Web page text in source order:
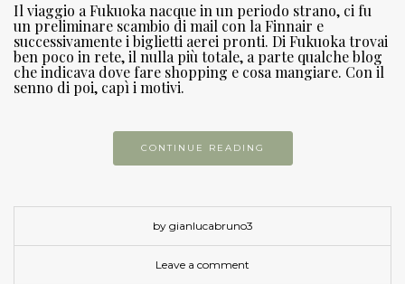
Il viaggio a Fukuoka nacque in un periodo strano, ci fu
un preliminare scambio di mail con la Finnair e
successivamente i biglietti aerei pronti. Di Fukuoka trovai
ben poco in rete, il nulla più totale, a parte qualche blog
che indicava dove fare shopping e cosa mangiare. Con il
senno di poi, capì i motivi.
CONTINUE READING
by gianlucabruno3
Leave a comment